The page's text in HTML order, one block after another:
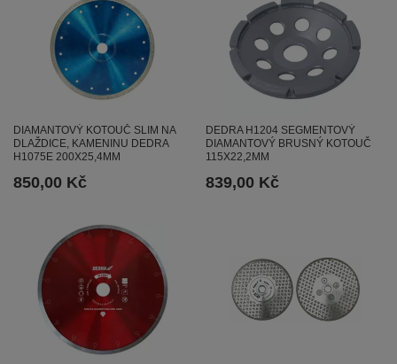
DIAMANTOVÝ KOTOUČ SLIM NA
DLAŽDICE, KAMENINU DEDRA
H1075E 200X25,4MM
850,00 Kč
DEDRA H1204 SEGMENTOVÝ
DIAMANTOVÝ BRUSNÝ KOTOUČ
115X22,2MM
839,00 Kč